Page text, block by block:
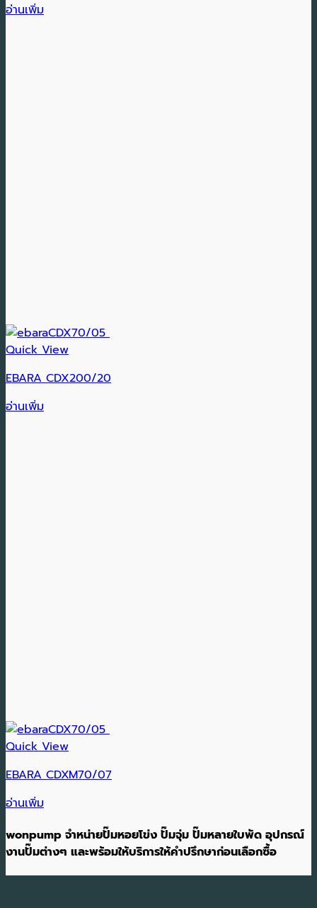
อ่านเพิ่ม
Quick View
EBARA CDX200/20
อ่านเพิ่ม
Quick View
EBARA CDXM70/07
อ่านเพิ่ม
wonpump จำหน่ายปั๊มหอยโข่ง ปั๊มจุ่ม ปั๊มหลายใบพัด อุปกรณ์
งานปั๊มต่างๆ และพร้อมให้บริการให้คำปรึกษาก่อนเลือกซื้อ